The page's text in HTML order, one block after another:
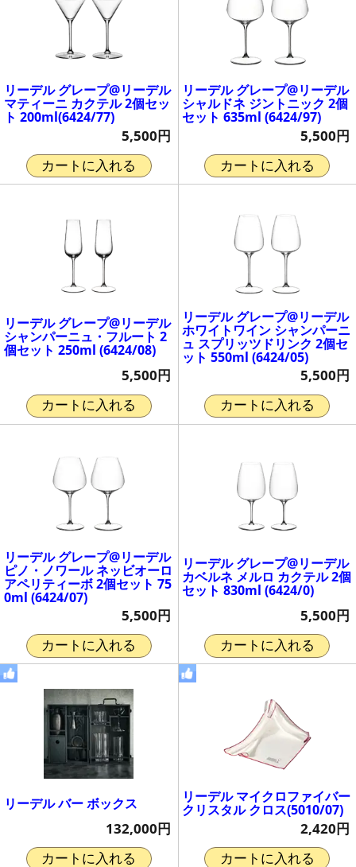
リーデル グレープ@リーデル
マティーニ カクテル 2個セッ
ト 200ml(6424/77)
5,500円
カートに入れる
リーデル グレープ@リーデル
シャルドネ ジントニック 2個
セット 635ml (6424/97)
5,500円
カートに入れる
リーデル グレープ@リーデル
シャンパーニュ・フルート 2
個セット 250ml (6424/08)
5,500円
カートに入れる
リーデル グレープ@リーデル
ホワイトワイン シャンパーニ
ュ スプリッツドリンク 2個セ
ット 550ml (6424/05)
5,500円
カートに入れる
リーデル グレープ@リーデル
ピノ・ノワール ネッビオーロ
アペリティーボ 2個セット 75
0ml (6424/07)
5,500円
カートに入れる
リーデル グレープ@リーデル
カベルネ メルロ カクテル 2個
セット 830ml (6424/0)
5,500円
カートに入れる
リーデル バー ボックス
132,000円
カートに入れる
リーデル マイクロファイバー
クリスタル クロス(5010/07)
2,420円
カートに入れる